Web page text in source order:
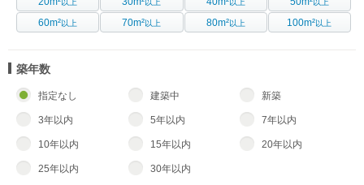
以上 以上 以上 以上
60m²以上 70m²以上 80m²以上 100m²以上
築年数
指定なし 建築中 新築
3年以内 5年以内 7年以内
10年以内 15年以内 20年以内
25年以内 30年以内